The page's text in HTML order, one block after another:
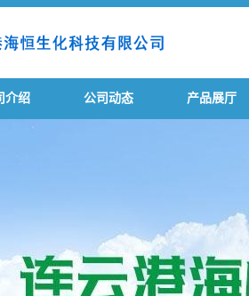
介绍 公司动态 产品展厅